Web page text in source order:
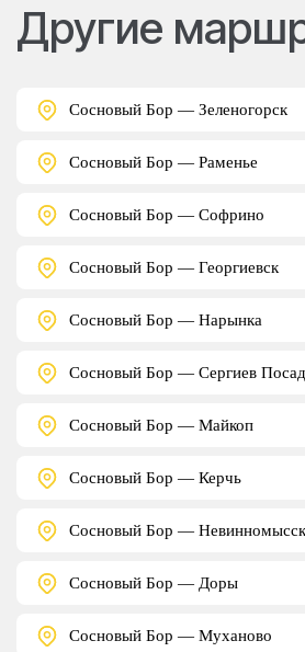
Другие
Сосновый Бор — Зеленогорск
Сосновый Бор — Раменье
Сосновый Бор — Софрино
Сосновый Бор — Георгиевск
Сосновый Бор — Нарынка
Сосновый Бор — Сергиев Посад
Сосновый Бор — Майкоп
Сосновый Бор — Керчь
Сосновый Бор — Невинномысск
Сосновый Бор — Доры
Сосновый Бор — Муханово